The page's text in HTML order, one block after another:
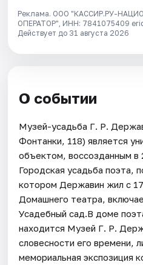
Реклама. ООО "КАССИР.РУ-
ОПЕРАТОР", ИНН: 7841075409
Действует до 31 августа 2026
О событии
Музей-усадьба Г. Р.
Фонтанки, 118) является
объектом, воссозданным в
Городская усадьба поэта,
котором Державин жил с
Домашнего театра,
Усадебный сад.В доме
находится Музей Г. Р.
словесности его времени,
мемориальная экспозиция